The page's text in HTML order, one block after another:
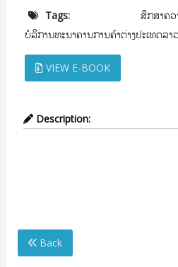
Tags:
ສຶກສາຄວ
ບໍລິການທະນາຄານການຄ້າຕ່າງປະເທດລ
VIEW E-BOOK
Description:
Back